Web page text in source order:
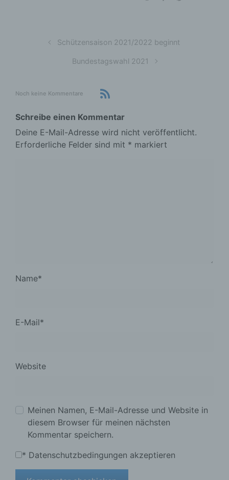
Schützensaison 2021/2022 beginnt
Bundestagswahl 2021
Noch keine Kommentare
Schreibe einen Kommentar
Deine E-Mail-Adresse wird nicht veröffentlicht.
Erforderliche Felder sind mit * markiert
Name*
E-Mail*
Website
Meinen Namen, E-Mail-Adresse und Website in
diesem Browser für meinen nächsten
Kommentar speichern.
* Datenschutzbedingungen akzeptieren